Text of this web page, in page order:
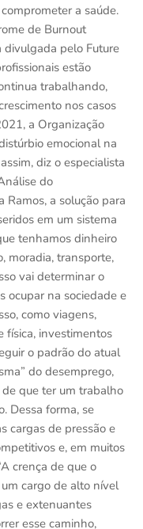
a saúde.
de Burnout
divulgada pelo Future
estão
trabalhando,
nos casos
a Organização
emocional na
diz o especialista
do
a solução para
em um sistema
tenhamos dinheiro
moradia, transporte,
vai determinar o
ocupar na sociedade e
como viagens,
física, investimentos
o padrão do atual
do desemprego,
que ter um trabalho
Dessa forma, se
cargas de pressão e
e, em muitos
crença de que o
cargo de alto nível
e extenuantes
esse caminho,